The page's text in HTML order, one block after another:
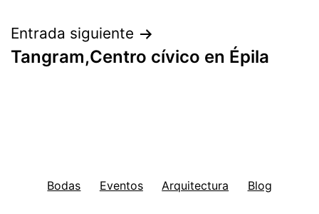
Entrada siguiente
Tangram,Centro cívico en Épila
Bodas Eventos Arquitectura Blog